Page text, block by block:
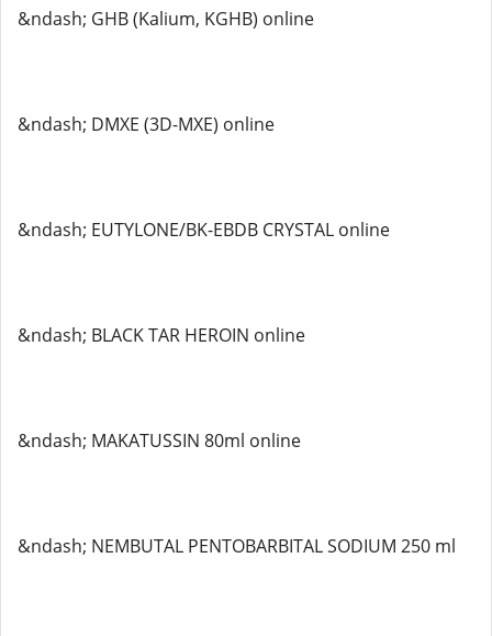
&ndash; GHB (Kalium, KGHB) online
&ndash; DMXE (3D-MXE) online
&ndash; EUTYLONE/BK-EBDB CRYSTAL online
&ndash; BLACK TAR HEROIN online
&ndash; MAKATUSSIN 80ml online
&ndash; NEMBUTAL PENTOBARBITAL SODIUM 250 ml